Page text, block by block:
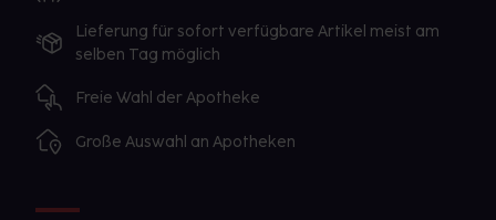
Lieferung für sofort verfügbare Artikel meist am
selben Tag möglich
Freie Wahl der Apotheke
Große Auswahl an Apotheken